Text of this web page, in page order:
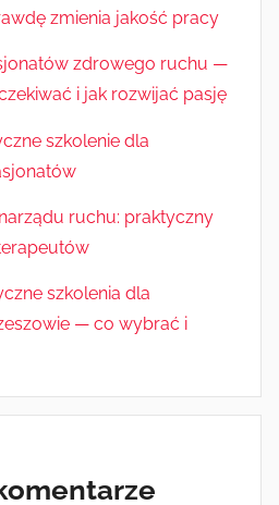
zmienia jakość pracy
zdrowego ruchu —
i jak rozwijać pasję
szkolenie dla
ruchu: praktyczny
szkolenia dla
— co wybrać i